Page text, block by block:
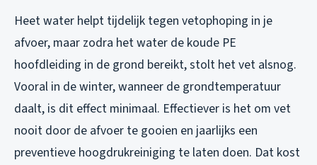
Heet water helpt tijdelijk tegen vetophoping in je
afvoer, maar zodra het water de koude PE
hoofdleiding in de grond bereikt, stolt het vet alsnog.
Vooral in de winter, wanneer de grondtemperatuur
daalt, is dit effect minimaal. Effectiever is het om vet
nooit door de afvoer te gooien en jaarlijks een
preventieve hoogdrukreiniging te laten doen. Dat kost